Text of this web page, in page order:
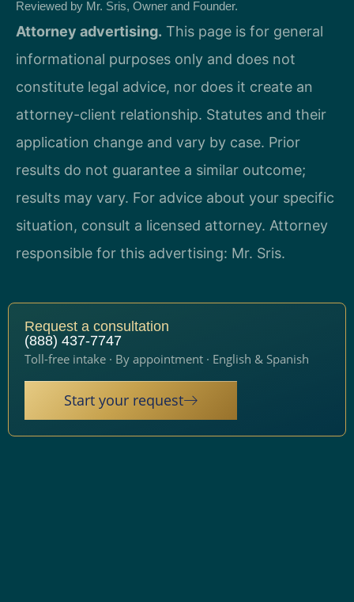
Reviewed by Mr. Sris, Owner and Founder.
Attorney advertising. This page is for general
informational purposes only and does not
constitute legal advice, nor does it create an
attorney-client relationship. Statutes and their
application change and vary by case. Prior
results do not guarantee a similar outcome;
results may vary. For advice about your specific
situation, consult a licensed attorney. Attorney
responsible for this advertising: Mr. Sris.
Request a consultation
(888) 437-7747
Toll-free intake · By appointment · English & Spanish
Start your request